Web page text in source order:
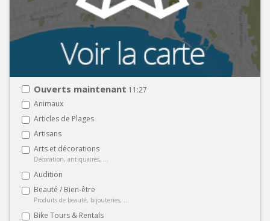
Ouverts maintenant 11:27
Animaux
Articles de Plages
Artisans
Arts et décorations
Décoration, antiquaires, ...
Audition
Beauté / Bien-être
Produits de beauté, bijouteries, ...
Bike Tours & Rentals